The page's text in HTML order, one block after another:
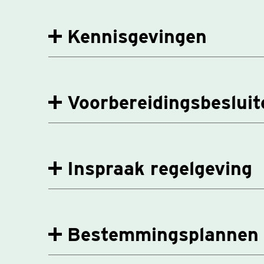
Kennisgevingen
Inspraak regelgeving
Bestemmingsplannen